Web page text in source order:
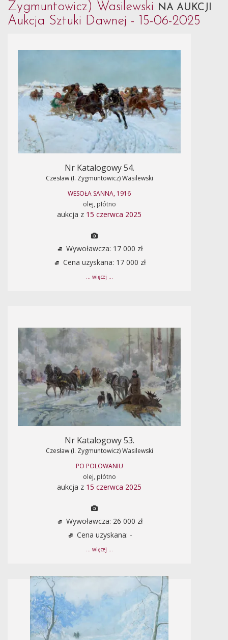
Zygmuntowicz) Wasilewski NA AUKCJI
Aukcja Sztuki Dawnej - 15-06-2025
Nr Katalogowy 54.
Czesław (I. Zygmuntowicz) Wasilewski
WESOŁA SANNA, 1916
olej, płótno
aukcja z 15 czerwca 2025
Wywoławcza: 17 000 zł
Cena uzyskana: 17 000 zł
... więcej ...
Nr Katalogowy 53.
Czesław (I. Zygmuntowicz) Wasilewski
PO POLOWANIU
olej, płótno
aukcja z 15 czerwca 2025
Wywoławcza: 26 000 zł
Cena uzyskana: -
... więcej ...